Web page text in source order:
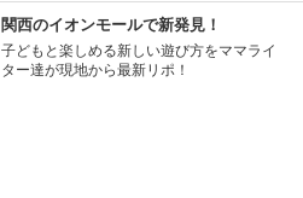
関西のイオンモールで新発見！
子どもと楽しめる新しい遊び方をママライ
ター達が現地から最新リポ！